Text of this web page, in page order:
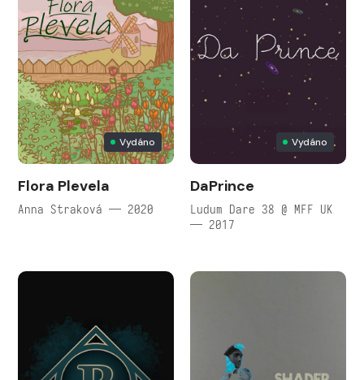
Vydáno
Flora Plevela
Anna Straková — 2020
Vydáno
DaPrince
Ludum Dare 38 @ MFF UK
— 2017